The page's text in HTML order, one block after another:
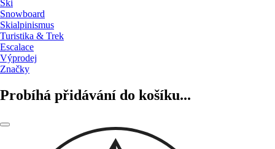
Ski
Snowboard
Skialpinismus
Turistika & Trek
Escalace
Výprodej
Značky
Probíhá přidávání do košíku...